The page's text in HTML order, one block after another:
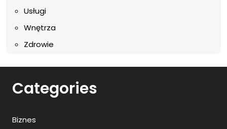
Usługi
Wnętrza
Zdrowie
Categories
Biznes